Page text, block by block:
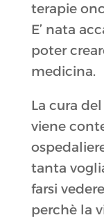
terapie
E’ nata
poter
medicina.
La cura
viene
tanta
farsi
perchè la